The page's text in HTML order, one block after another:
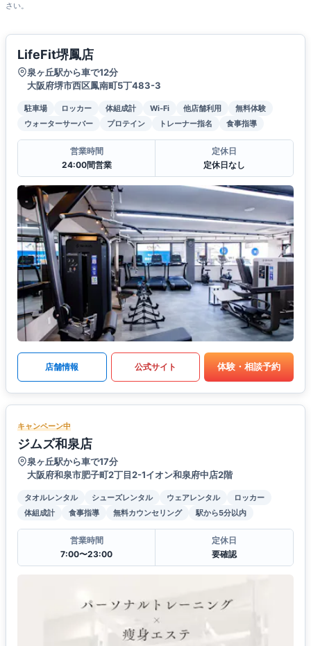
さい。
LifeFit堺鳳店
泉ヶ丘駅から車で12分
大阪府堺市西区鳳南町5丁483-3
駐車場 ロッカー 体組成計 Wi-Fi 他店舗利用
無料体験
ウォーターサーバー
プロテイン トレーナー指名 食事指導
営業時間
24:00間営業
定休日
定休日なし
店舗情報 公式サイト 体験・相談予約
キャンペーン中
ジムズ和泉店
泉ヶ丘駅から車で17分
大阪府和泉市肥子町2丁目2-1イオン和泉府中店2階
タオルレンタル シューズレンタル ウェアレンタル
ロッカー
体組成計
食事指導 無料カウンセリング 駅から5分以内
営業時間
7:00〜23:00
定休日
要確認